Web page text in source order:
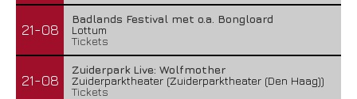
21-08
Badlands Festival met o.a. Bongloard
Lottum
Tickets
21-08
Zuiderpark Live: Wolfmother
Zuiderparktheater (Zuiderparktheater (Den Haag))
Tickets